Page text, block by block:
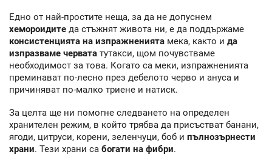
Едно от най-простите неща, за да не допуснем
хемороидите да стъжнят живота ни, е да поддържаме
консистенцията на изпражненията мека, както и да
изпразваме червата тутакси, щом почувстваме
необходимост за това. Когато са меки, изпражненията
преминават по-лесно през дебелото черво и ануса и
причиняват по-малко триене и натиск.
За целта ще ни помогне следването на определен
хранителен режим, в който трябва да присъстват банани,
ягоди, цитруси, корени, зеленчуци, боб и пълнозърнести
храни. Тези храни са богати на фибри.